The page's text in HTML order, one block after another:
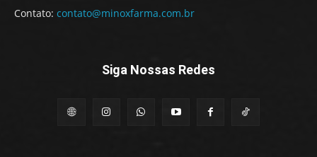
Contato: contato@minoxfarma.com.br
Siga Nossas Redes